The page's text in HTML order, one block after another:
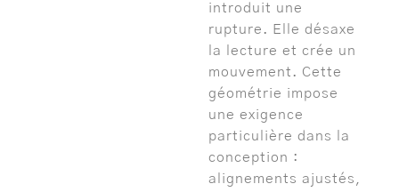
introduit une
rupture. Elle désaxe
la lecture et crée un
mouvement. Cette
géométrie impose
une exigence
particulière dans la
conception :
alignements ajustés,